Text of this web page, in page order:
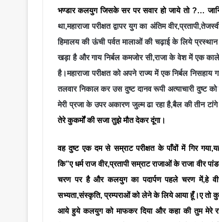
भण्डार कलयुग जिसके सर पर सवार हो जाये तो ?…
था,महाराजा परीक्षत द्वापर युग का अंतिम
हिमालय की ऊंची पर्वत मालाओं की चढ़ाई के लिये
खड़ा है और गाय निर्बल कमजोर सी,राजा के वेश में एक
है।महाराजा परीक्षत को अपने राज्य में एक निर्बल
तलवार निकाल कर उस दुष्ट दानव रूपी अत्याचारी दुष्ट
मेरी प्रजा के उपर अकारण जुल्म ढा रहा है,बैल की तीन
तेरे कुकर्मों की सजा तुझे मौत देकर दूंगा।
वह दुष्ट एक दम से सम्राट परीक्षत के पाँवों में गिर
कि”ए धर्म राज वीर,प्रतापी सम्राट राजाओं के राजा वीर
चरण पर है और कलयुग का पदार्पण पहले चरण में,हे
सभ्यता,संस्कृति, प्रम्पराओं को लेने के लिये आया हूँ।ए तो
आये हुये कलयुग को माफकर दिया और कहा की तुम मेरे